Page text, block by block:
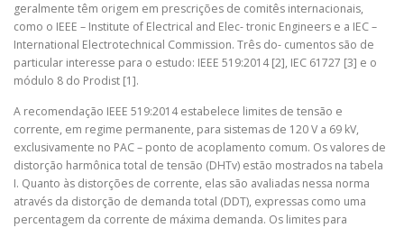
geralmente têm origem em prescrições de comitês internacionais,
como o IEEE – Institute of Electrical and Elec- tronic Engineers e a IEC –
International Electrotechnical Commission. Três do- cumentos são de
particular interesse para o estudo: IEEE 519:2014 [2], IEC 61727 [3] e o
módulo 8 do Prodist [1].
A recomendação IEEE 519:2014 estabelece limites de tensão e
corrente, em regime permanente, para sistemas de 120 V a 69 kV,
exclusivamente no PAC – ponto de acoplamento comum. Os valores de
distorção harmônica total de tensão (DHTv) estão mostrados na tabela
I. Quanto às distorções de corrente, elas são avaliadas nessa norma
através da distorção de demanda total (DDT), expressas como uma
percentagem da corrente de máxima demanda. Os limites para